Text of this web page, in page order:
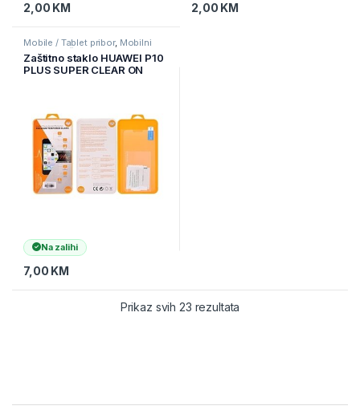
2,00 KM 2,00 KM
Mobile / Tablet pribor, Mobilni
Uređaji Zaštitne maske i coveri
Zaštitno staklo HUAWEI P10
PLUS SUPER CLEAR ON
Na zalihi
7,00 KM
Prikaz svih 23 rezultata